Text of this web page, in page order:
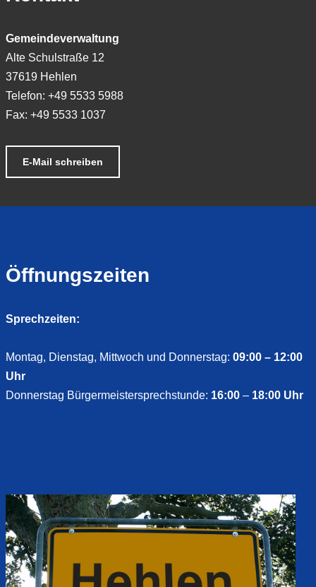
Gemeindeverwaltung
Alte Schulstraße 12
37619 Hehlen
Telefon: +49 5533 5988
Fax: +49 5533 1037
E-Mail schreiben
Öffnungszeiten
Sprechzeiten:
Montag, Dienstag, Mittwoch und Donnerstag: 09:00 – 12:00
Uhr
Donnerstag Bürgermeistersprechstunde: 16:00– 18:00 Uhr